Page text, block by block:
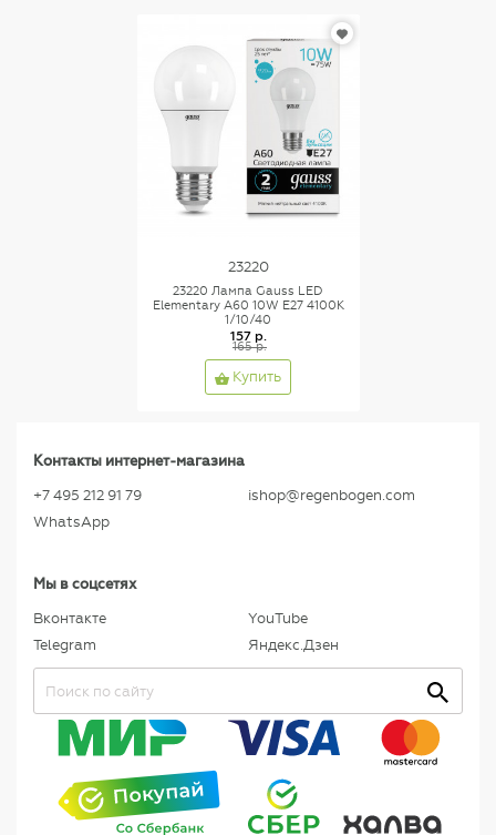
23220
23220 Лампа Gauss LED
Elementary A60 10W E27 4100K
1/10/40
157 р.
165 р.
Купить
Контакты интернет-магазина
+7 495 212 91 79
WhatsApp
ishop@regenbogen.com
Мы в соцсетях
Вконтакте
Telegram
YouTube
Яндекс.Дзен